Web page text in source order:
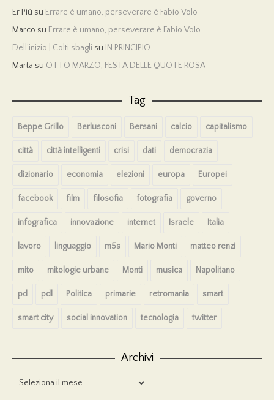
Er Più su Errare è umano, perseverare è Fabio Volo
Marco su Errare è umano, perseverare è Fabio Volo
Dell’inizio | Colti sbagli su IN PRINCIPIO
Marta su OTTO MARZO, FESTA DELLE QUOTE ROSA
Tag
Beppe Grillo Berlusconi Bersani calcio capitalismo
città città intelligenti crisi dati democrazia
dizionario economia elezioni europa Europei
facebook film filosofia fotografia governo
infografica innovazione internet Israele Italia
lavoro linguaggio m5s Mario Monti matteo renzi
mito mitologie urbane Monti musica Napolitano
pd pdl Politica primarie retromania smart
smart city social innovation tecnologia twitter
Archivi
Archivi